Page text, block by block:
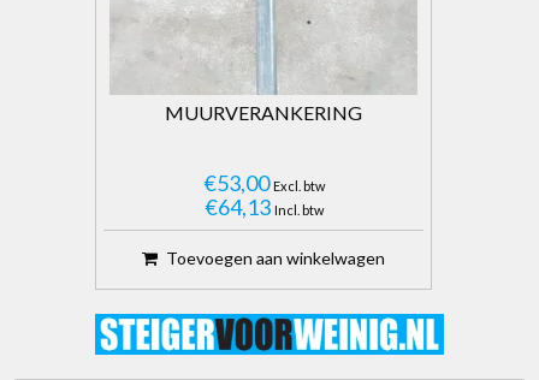
MUURVERANKERING
€53,00 Excl. btw
€64,13 Incl. btw
Toevoegen aan winkelwagen